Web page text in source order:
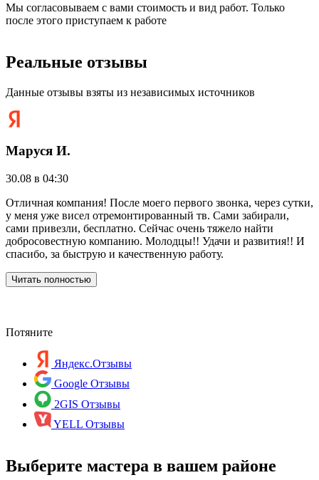
Мы согласовываем с вами стоимость и вид работ. Только
после этого приступаем к работе
Реальные отзывы
Данные отзывы взяты из независимых источников
Маруся И.
30.08 в 04:30
Отличная компания! После моего первого звонка, через сутки,
у меня уже висел отремонтированный тв. Сами забирали,
сами привезли, бесплатно. Сейчас очень тяжело найти
добросовестную компанию. Молодцы!! Удачи и развития!! И
спасибо, за быструю и качественную работу.
Читать полностью
Потяните
Яндекс.Отзывы
Google Отзывы
2GIS Отзывы
YELL Отзывы
Выберите мастера в вашем районе